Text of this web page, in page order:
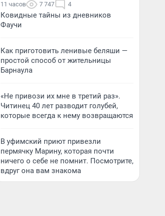
11 часов 7 747 4
Ковидные тайны из дневников
Фаучи
Как приготовить ленивые беляши —
простой способ от жительницы
Барнаула
«Не привози их мне в третий раз».
Читинец 40 лет разводит голубей,
которые всегда к нему возвращаются
В уфимский приют привезли
пермячку Марину, которая почти
ничего о себе не помнит. Посмотрите,
вдруг она вам знакома